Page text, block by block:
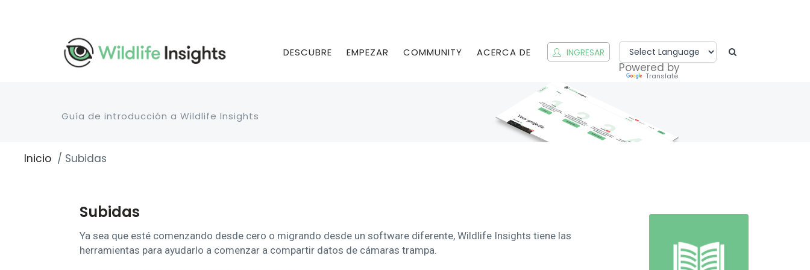
DESCUBRE EMPEZAR COMMUNITY ACERCA DE INGRESAR
Powered by
Translate
Guía de introducción a Wildlife Insights
Sobrescribir
Inicio Subidas
Subidas
Ya sea que esté comenzando desde cero o migrando desde un software diferente, Wildlife Insights tiene las
herramientas para ayudarlo a comenzar a compartir datos de cámaras trampa.